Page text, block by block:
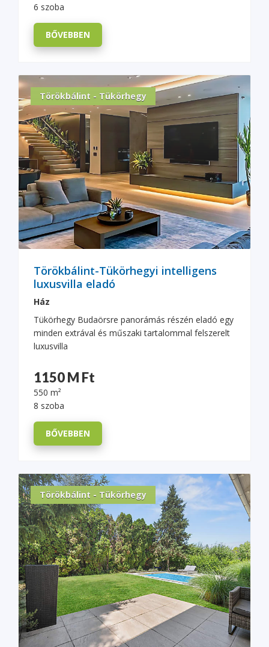
6 szoba
BŐVEBBEN
Törökbálint - Tükörhegy
Törökbálint-Tükörhegyi intelligens
luxusvilla eladó
Ház
Tükörhegy Budaörsre panorámás részén eladó egy
minden extrával és műszaki tartalommal felszerelt
luxusvilla
1150 M Ft
550 m²
8 szoba
BŐVEBBEN
Törökbálint - Tükörhegy